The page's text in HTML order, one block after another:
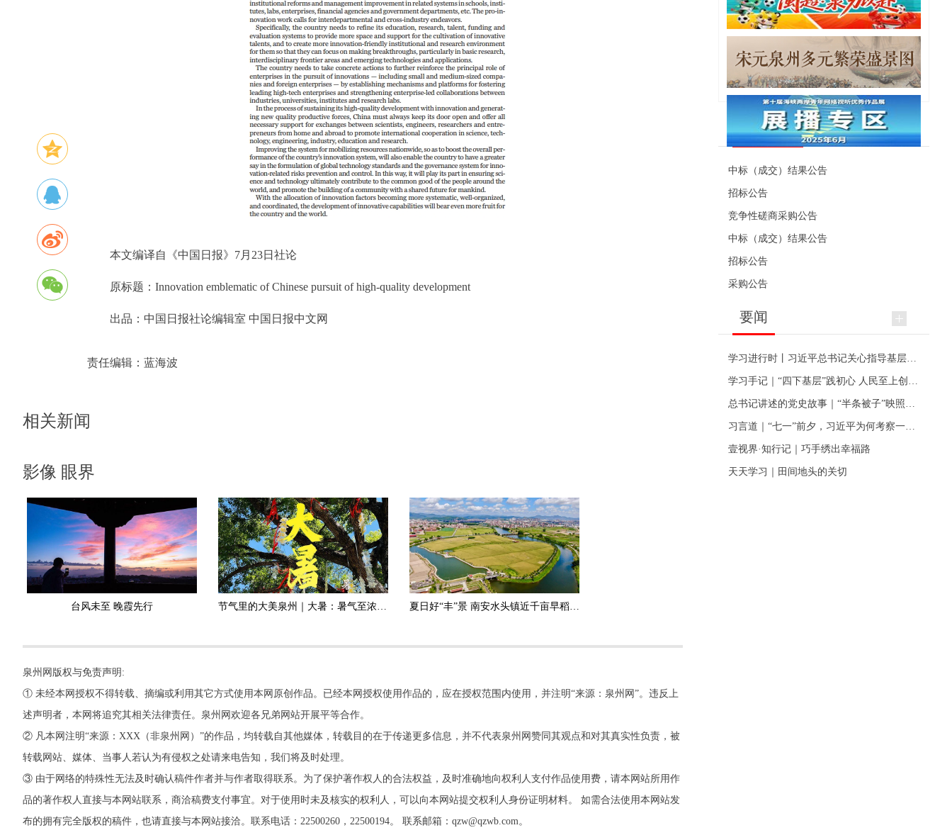
本文编译自《中国日报》7月23日社论
原标题：Innovation emblematic of Chinese pursuit of high-quality development
出品：中国日报社论编辑室 中国日报中文网
责任编辑： 蓝海波
相关新闻
影像 眼界
台风未至 晚霞先行
泉州网版权与免责声明:
① 未经本网授权不得转载、摘编或利用其它方式使用本网原创作品。已经本网授权使用作品的，应在授权范围内使用，并注明“来源：泉州网”。违反上
述声明者，本网将追究其相关法律责任。泉州网欢迎各兄弟网站开展平等合作。
② 凡本网注明“来源：XXX（非泉州网）”的作品，均转载自其他媒体，转载目的在于传递更多信息，并不代表泉州网赞同其观点和对其真实性负责，被
转载网站、媒体、当事人若认为有侵权之处请来电告知，我们将及时处理。
③ 由于网络的特殊性无法及时确认稿件作者并与作者取得联系。为了保护著作权人的合法权益，及时准确地向权利人支付作品使用费，请本网站所用作
品的著作权人直接与本网站联系，商洽稿费支付事宜。对于使用时未及核实的权利人，可以向本网站提交权利人身份证明材料。 如需合法使用本网站发
布的拥有完全版权的稿件，也请直接与本网站接洽。联系电话：22500260，22500194。 联系邮箱：qzw@qzwb.com。
便民资讯
中标（成交）结果公告
招标公告
竞争性磋商采购公告
中标（成交）结果公告
招标公告
采购公告
要闻
壹视界·知行记｜巧手绣出幸福路
天天学习｜田间地头的关切